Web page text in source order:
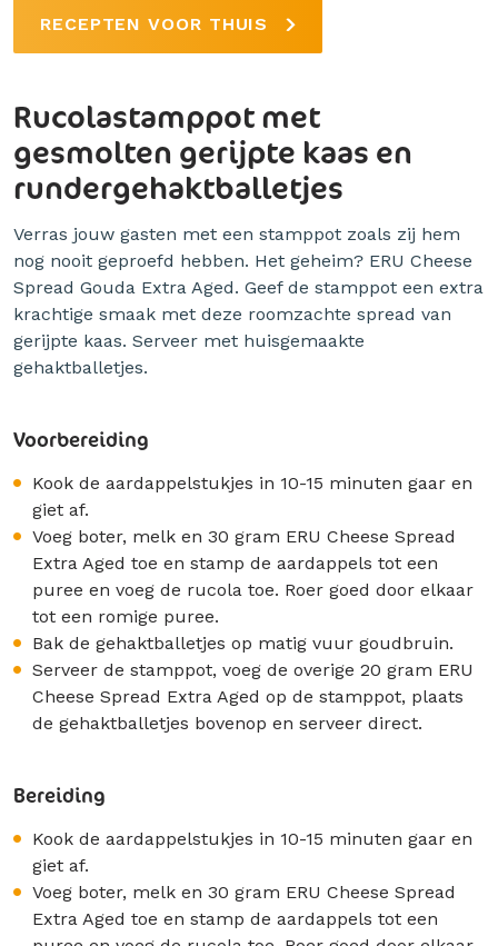
RECEPTEN VOOR THUIS
Rucolastamppot met
gesmolten gerijpte kaas en
rundergehaktballetjes
Verras jouw gasten met een stamppot zoals zij hem
nog nooit geproefd hebben. Het geheim? ERU Cheese
Spread Gouda Extra Aged. Geef de stamppot een extra
krachtige smaak met deze roomzachte spread van
gerijpte kaas. Serveer met huisgemaakte
gehaktballetjes.
Voorbereiding
Kook de aardappelstukjes in 10-15 minuten gaar en
giet af.
Voeg boter, melk en 30 gram ERU Cheese Spread
Extra Aged toe en stamp de aardappels tot een
puree en voeg de rucola toe. Roer goed door elkaar
tot een romige puree.
Bak de gehaktballetjes op matig vuur goudbruin.
Serveer de stamppot, voeg de overige 20 gram ERU
Cheese Spread Extra Aged op de stamppot, plaats
de gehaktballetjes bovenop en serveer direct.
Bereiding
Kook de aardappelstukjes in 10-15 minuten gaar en
giet af.
Voeg boter, melk en 30 gram ERU Cheese Spread
Extra Aged toe en stamp de aardappels tot een